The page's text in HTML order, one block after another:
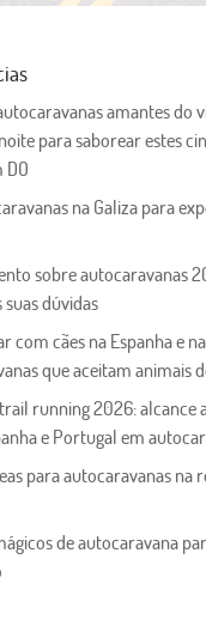
amantes do
para saborear estes
na Galiza para
sobre autocaravanas
suas dúvidas
com cães na Espanha e
que aceitam animais
running 2026: alcance
e Portugal em
para autocaravanas na
de autocaravana